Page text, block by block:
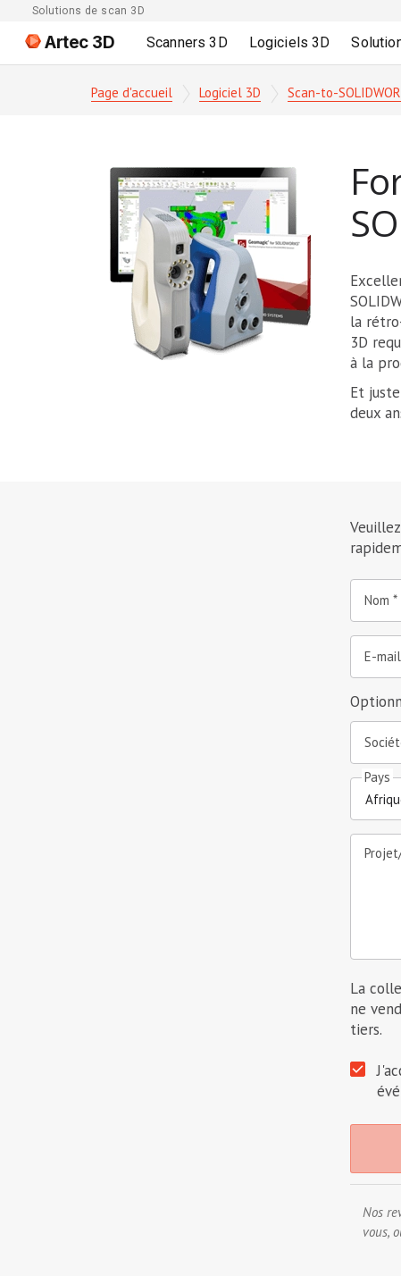
Solutions de scan 3D
Artec 3D Scanners 3D Logiciels 3D
Page d'accueil Logiciel 3D Scan-to-
la
3D
à la
Et
deux
Nom
E-mail
Pays
La
ne
tiers.
Nos
vous,